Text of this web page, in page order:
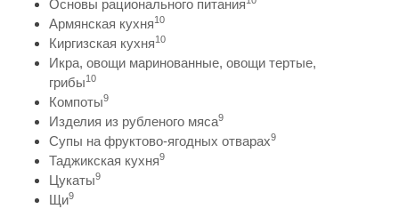
Основы рационального питания
Армянская кухня10
Киргизская кухня10
Икра, овощи маринованные, овощи тертые,
грибы10
Компоты9
Изделия из рубленого мяса9
Супы на фруктово-ягодных отварах9
Таджикская кухня9
Цукаты9
Щи9